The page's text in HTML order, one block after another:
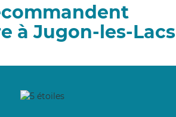
à Jugon-les-Lacs